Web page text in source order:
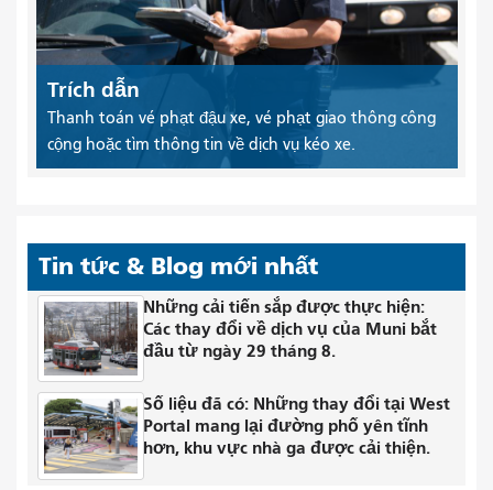
Trích dẫn
Thanh toán vé phạt đậu xe, vé phạt giao thông công
cộng hoặc tìm thông tin về dịch vụ kéo xe.
Tin tức & Blog mới nhất
Những cải tiến sắp được thực hiện:
Các thay đổi về dịch vụ của Muni bắt
đầu từ ngày 29 tháng 8.
Số liệu đã có: Những thay đổi tại West
Portal mang lại đường phố yên tĩnh
hơn, khu vực nhà ga được cải thiện.